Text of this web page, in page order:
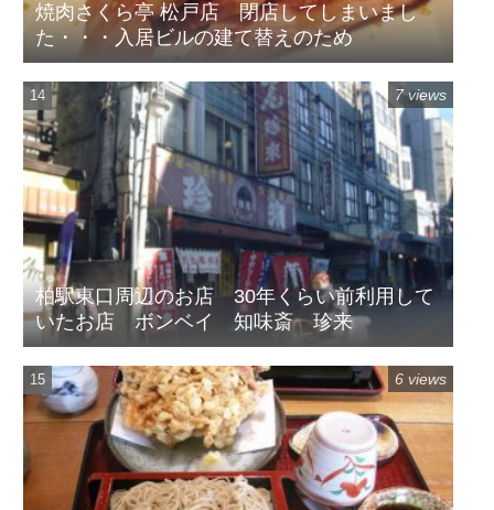
焼肉さくら亭 松戸店 閉店してしまいまし
た・・・入居ビルの建て替えのため
柏駅東口周辺のお店 30年くらい前利用して
いたお店 ボンベイ 知味斎 珍来
7 views
6 views